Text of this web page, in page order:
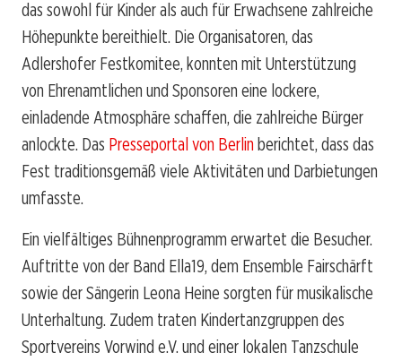
das sowohl für Kinder als auch für Erwachsene zahlreiche
Höhepunkte bereithielt. Die Organisatoren, das
Adlershofer Festkomitee, konnten mit Unterstützung
von Ehrenamtlichen und Sponsoren eine lockere,
einladende Atmosphäre schaffen, die zahlreiche Bürger
anlockte. Das Presseportal von Berlin berichtet, dass das
Fest traditionsgemäß viele Aktivitäten und Darbietungen
umfasste.
Ein vielfältiges Bühnenprogramm erwartet die Besucher.
Auftritte von der Band Ella19, dem Ensemble Fairschärft
sowie der Sängerin Leona Heine sorgten für musikalische
Unterhaltung. Zudem traten Kindertanzgruppen des
Sportvereins Vorwind e.V. und einer lokalen Tanzschule